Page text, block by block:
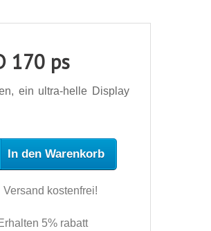
170 ps
ein ultra-helle Display
In den Warenkorb
Versand kostenfrei!
5% rabatt